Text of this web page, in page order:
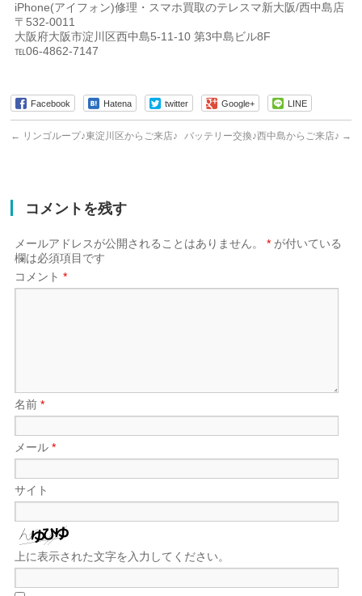
iPhone(アイフォン)修理・スマホ買取のテレスマ新大阪/西中島店
〒532-0011
大阪府大阪市淀川区西中島5-11-10 第3中島ビル8F
℡06-4862-7147
Facebook Hatena twitter Google+ LINE
← リンゴループ♪東淀川区からご来店♪ バッテリー交換♪西中島からご来店♪ →
コメントを残す
メールアドレスが公開されることはありません。 * が付いている
欄は必須項目です
コメント*
名前*
メール*
サイト
上に表示された文字を入力してください。